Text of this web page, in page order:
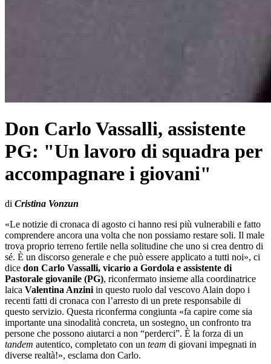
Don Carlo Vassalli, assistente
PG: "Un lavoro di squadra per
accompagnare i giovani"
di Cristina Vonzun
«Le notizie di cronaca di agosto ci hanno resi più vulnerabili e fatto
comprendere ancora una volta che non possiamo restare soli. Il male
trova proprio terreno fertile nella solitudine che uno si crea dentro di
sé. È un discorso generale e che può essere applicato a tutti noi», ci
dice don Carlo Vassalli, vicario a Gordola e assistente di
Pastorale giovanile (PG), riconfermato insieme alla coordinatrice
laica Valentina Anzini in questo ruolo dal vescovo Alain dopo i
recenti fatti di cronaca con l’arresto di un prete responsabile di
questo servizio. Questa riconferma congiunta «fa capire come sia
importante una sinodalità concreta, un sostegno, un confronto tra
persone che possono aiutarci a non “perderci”. È la forza di un
tandem autentico, completato con un team di giovani impegnati in
diverse realtà!», esclama don Carlo.